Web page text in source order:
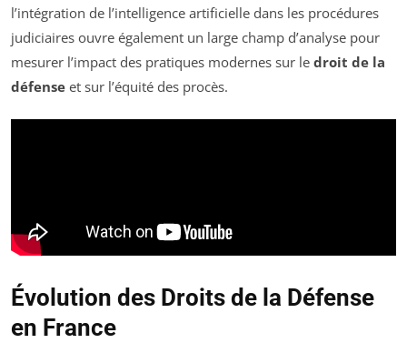
l’intégration de l’intelligence artificielle dans les procédures
judiciaires ouvre également un large champ d’analyse pour
mesurer l’impact des pratiques modernes sur le droit de la
défense et sur l’équité des procès.
Évolution des Droits de la Défense
en France